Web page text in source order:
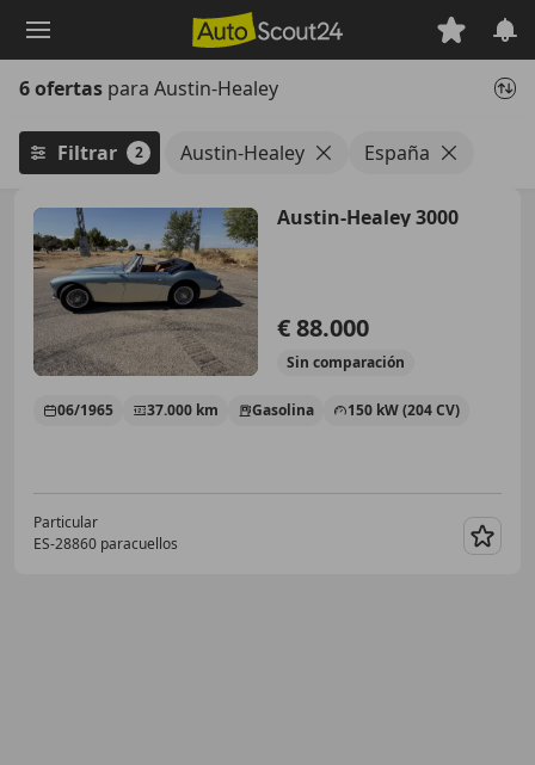
principal
6 ofertas para Austin-Healey
Filtrar 2 Austin-Healey España
Austin-Healey 3000
€ 88.000
Sin comparación
06/1965 37.000 km Gasolina 150 kW (204 CV)
Particular
ES-28860 paracuellos